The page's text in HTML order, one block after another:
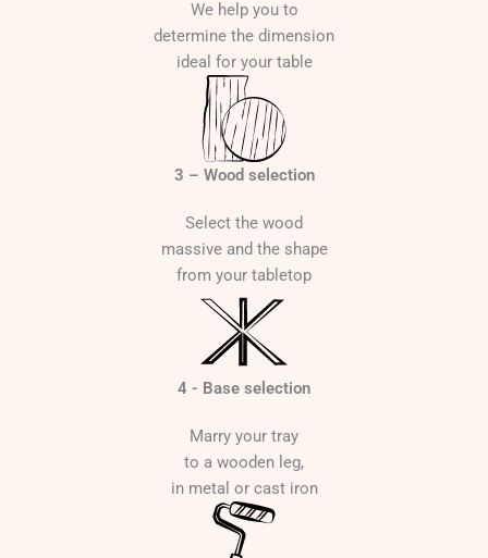
We help you to
determine the dimension
ideal for your table
3 – Wood selection
Select the wood
massive and the shape
from your tabletop
4 - Base selection
Marry your tray
to a wooden leg,
in metal or cast iron